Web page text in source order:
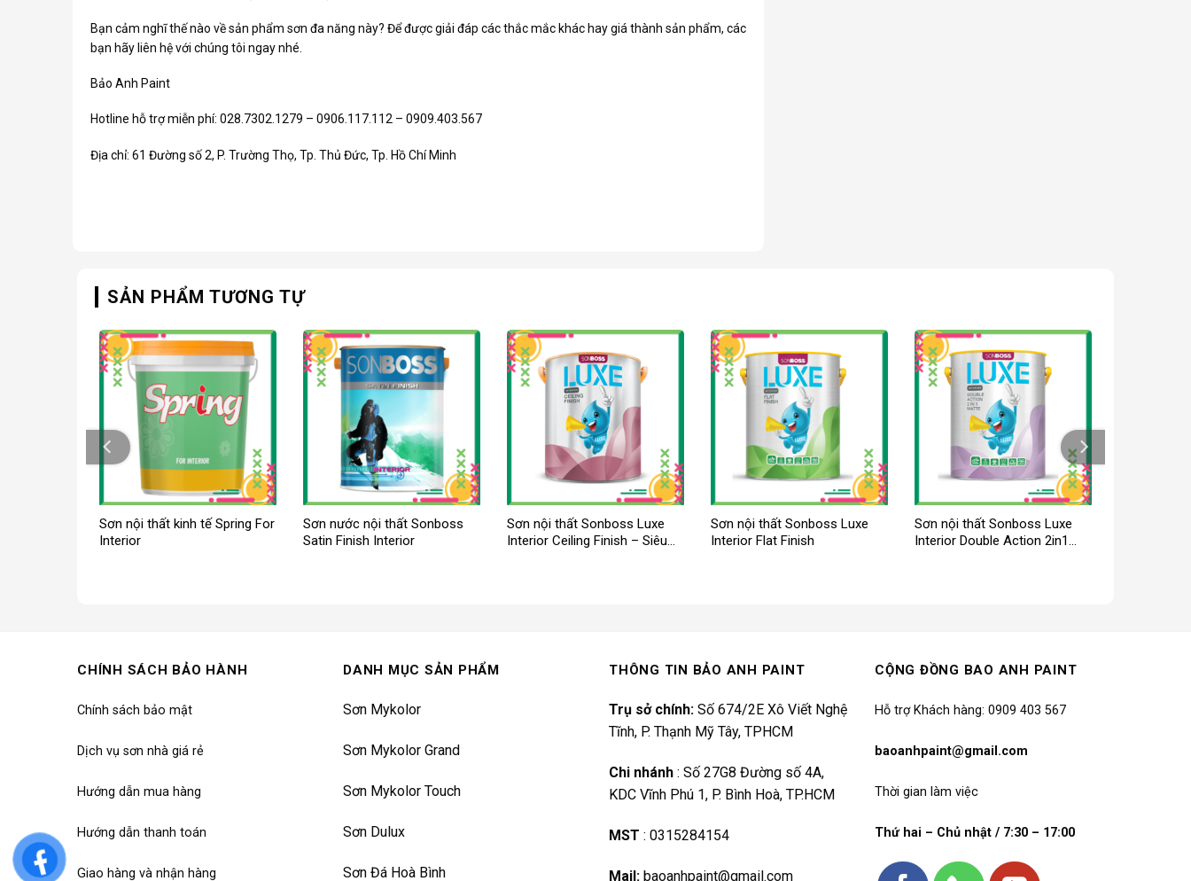
Bạn cảm nghĩ thế nào về sản phẩm sơn đa năng này? Để được giải đáp các thắc mắc khác hay giá thành sản phẩm, các
bạn hãy liên hệ với chúng tôi ngay nhé.
Bảo Anh Paint
Hotline hỗ trợ miễn phí: 028.7302.1279 – 0906.117.112 – 0909.403.567
Địa chỉ: 61 Đường số 2, P. Trường Thọ, Tp. Thủ Đức, Tp. Hồ Chí Minh
SẢN PHẨM TƯƠNG TỰ
Sơn nội thất kinh tế Spring For
Interior
Sơn nước nội thất Sonboss
Satin Finish Interior
Sơn nội thất Sonboss Luxe
Interior Ceiling Finish – Siêu
Sơn nội thất Sonboss Luxe
Interior Flat Finish
Sơn nội thất Sonboss Luxe
Interior Double Action 2in1
CHÍNH SÁCH BẢO HÀNH
Chính sách bảo mật
Dịch vụ sơn nhà giá rẻ
Hướng dẫn mua hàng
Hướng dẫn thanh toán
Giao hàng và nhận hàng
DANH MỤC SẢN PHẨM
Sơn Mykolor
Sơn Mykolor Grand
Sơn Mykolor Touch
Sơn Dulux
Sơn Đá Hoà Bình
THÔNG TIN BẢO ANH PAINT
Trụ sở chính: Số 674/2E Xô Viết Nghệ
Tĩnh, P. Thạnh Mỹ Tây, TPHCM
Chi nhánh : Số 27G8 Đường số 4A,
KDC Vĩnh Phú 1, P. Bình Hoà, TP.HCM
MST : 0315284154
Mail: baoanhpaint@gmail.com
CỘNG ĐỒNG BAO ANH PAINT
Hỗ trợ Khách hàng: 0909 403 567
baoanhpaint@gmail.com
Thời gian làm việc
Thứ hai – Chủ nhật / 7:30 – 17:00